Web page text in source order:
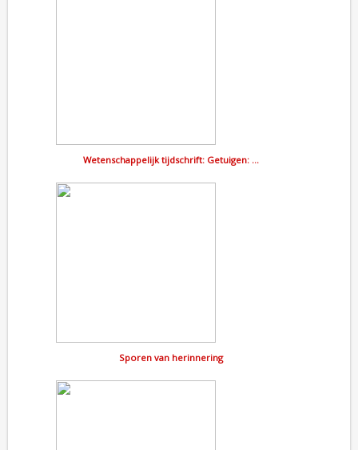
Wetenschappelijk tijdschrift: Getuigen: …
Sporen van herinnering